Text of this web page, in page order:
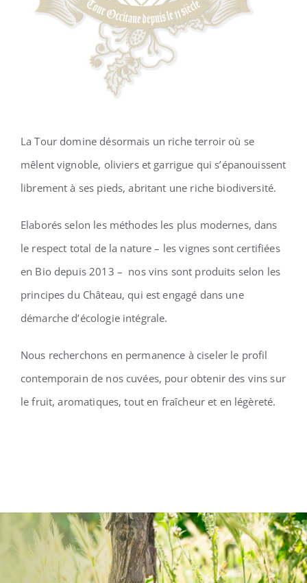
La Tour domine désormais un riche terroir où se
mêlent vignoble, oliviers et garrigue qui s’épanouissent
librement à ses pieds, abritant une riche biodiversité.
Elaborés selon les méthodes les plus modernes, dans
le respect total de la nature – les vignes sont certifiées
en Bio depuis 2013 – nos vins sont produits selon les
principes du Château, qui est engagé dans une
démarche d’écologie intégrale.
Nous recherchons en permanence à ciseler le profil
contemporain de nos cuvées, pour obtenir des vins sur
le fruit, aromatiques, tout en fraîcheur et en légèreté.